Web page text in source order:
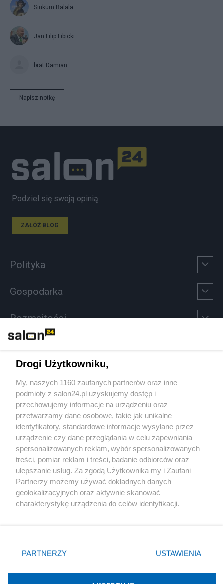
Siukum Balala
Jan Filip Libicki
brat Damian
Napisz notkę
Podziel się swoją opinią
ZAŁÓŻ BLOG
Polityka
Gospodarka
Rozmaitości
Sport
Społeczeństwo
Kultura
X Facebook Instagram Youtube
Drogi Użytkowniku,
My, naszych 1160 zaufanych partnerów oraz inne
podmioty z salon24.pl uzyskujemy dostęp i
przechowujemy informacje na urządzeniu oraz
przetwarzamy dane osobowe, takie jak unikalne
identyfikatory, standardowe informacje wysyłane przez
urządzenie czy dane przeglądania w celu zapewniania
spersonalizowanych reklam, wybór spersonalizowanych
treści, pomiar reklam i treści, badanie odbiorców oraz
ulepszanie usług. Za zgodą Użytkownika my i Zaufani
Partnerzy możemy używać dokładnych danych
geolokalizacyjnych oraz aktywnie skanować
charakterystykę urządzenia do celów identyfikacji.
zmienić/wycofać klikając przycisk ustawień prywatności
znajdujący się w lewym dolnym rogu strony
rodzaje przetwarzania danych nie wymagają zgody
użytkownika, ale masz prawo sprzeciwić się takiemu
PARTNERZY USTAWIENIA